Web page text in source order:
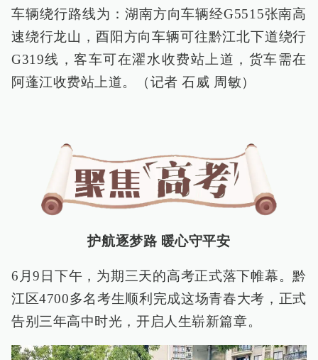
车辆绕行路线为：湖南方向车辆经G5515张南高
速绕行龙山，酉阳方向车辆可往黔江北下道绕行
G319线，客车可在濯水收费站上道，货车需在
阿蓬江收费站上道。（记者 石威 周敏）
护航逐梦路 暖心守平安
6月9日下午，为期三天的高考正式落下帷幕。黔
江区4700多名考生顺利完成这场青春大考，正式
告别三年高中时光，开启人生崭新篇章。